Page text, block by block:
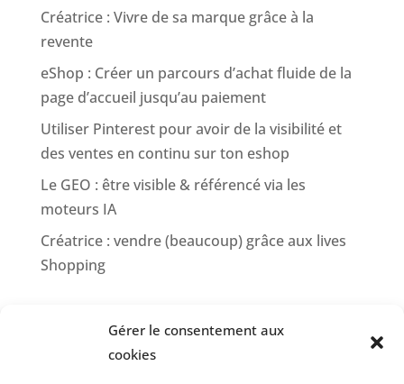
Gérer le consentement aux
cookies
Créatrice : Vivre de sa marque grâce à la
revente
eShop : Créer un parcours d’achat fluide de la
page d’accueil jusqu’au paiement
Utiliser Pinterest pour avoir de la visibilité et
des ventes en continu sur ton eshop
Le GEO : être visible & référencé via les
moteurs IA
Créatrice : vendre (beaucoup) grâce aux lives
Shopping
No comments to show.